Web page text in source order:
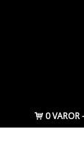
0 VAROR